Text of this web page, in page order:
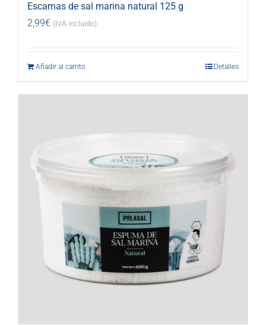
Escamas de sal marina natural 125 g
2,99€ (IVA incluido)
Añadir al carrito Detalles